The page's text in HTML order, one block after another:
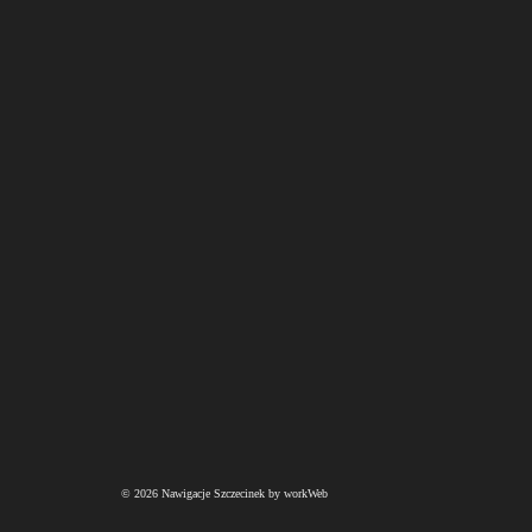
© 2026 Nawigacje Szczecinek by workWeb